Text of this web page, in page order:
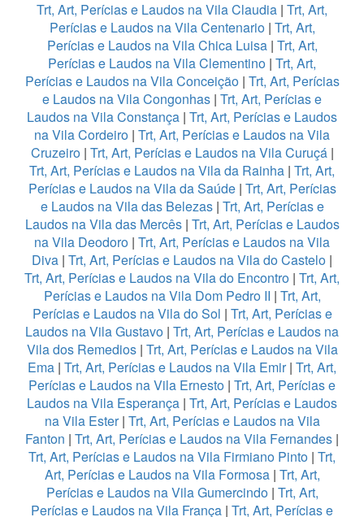
Trt, Art, Perícias e Laudos na Vila Claudia | Trt, Art,
Perícias e Laudos na Vila Centenario| Trt, Art,
Perícias e Laudos na Vila Chica Luisa | Trt, Art,
Perícias e Laudos na Vila Clementino | Trt, Art,
Perícias e Laudos na Vila Conceição| Trt, Art, Perícias
e Laudos na Vila Congonhas | Trt, Art, Perícias e
Laudos na Vila Constança | Trt, Art, Perícias e Laudos
na Vila Cordeiro | Trt, Art, Perícias e Laudos na Vila
Cruzeiro | Trt, Art, Perícias e Laudos na Vila Curuçá |
Trt, Art, Perícias e Laudos na Vila da Rainha | Trt, Art,
Perícias e Laudos na Vila da Saúde| Trt, Art, Perícias
e Laudos na Vila das Belezas| Trt, Art, Perícias e
Laudos na Vila das Mercês| Trt, Art, Perícias e Laudos
na Vila Deodoro | Trt, Art, Perícias e Laudos na Vila
Diva | Trt, Art, Perícias e Laudos na Vila do Castelo |
Trt, Art, Perícias e Laudos na Vila do Encontro | Trt, Art,
Perícias e Laudos na Vila Dom Pedro II | Trt, Art,
Perícias e Laudos na Vila do Sol | Trt, Art, Perícias e
Laudos na Vila Gustavo | Trt, Art, Perícias e Laudos na
Vila dos Remedios| Trt, Art, Perícias e Laudos na Vila
Ema | Trt, Art, Perícias e Laudos na Vila Emir| Trt, Art,
Perícias e Laudos na Vila Ernesto | Trt, Art, Perícias e
Laudos na Vila Esperança | Trt, Art, Perícias e Laudos
na Vila Ester| Trt, Art, Perícias e Laudos na Vila
Fanton | Trt, Art, Perícias e Laudos na Vila Fernandes |
Trt, Art, Perícias e Laudos na Vila Firmiano Pinto | Trt,
Art, Perícias e Laudos na Vila Formosa| Trt, Art,
Perícias e Laudos na Vila Gumercindo| Trt, Art,
Perícias e Laudos na Vila França | Trt, Art, Perícias e